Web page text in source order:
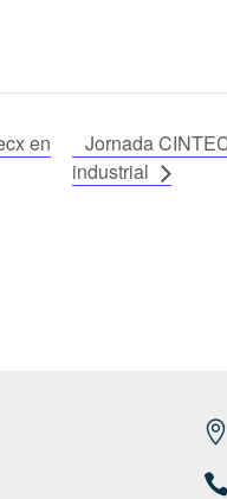
en
Jornada
industrial